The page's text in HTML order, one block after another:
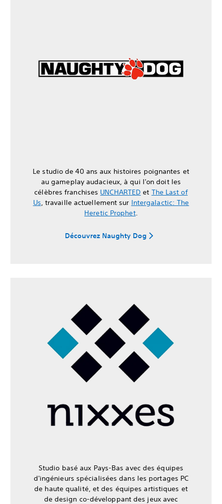
Le studio de 40 ans aux histoires poignantes et
au gameplay audacieux, à qui l'on doit les
célèbres franchises UNCHARTED et The Last of
Us, travaille actuellement sur Intergalactic: The
Heretic Prophet.
Découvrez Naughty Dog
Studio basé aux Pays-Bas avec des équipes
d'ingénieurs spécialisées dans les portages PC
de haute qualité, et des équipes artistiques et
de design co-développant des jeux avec